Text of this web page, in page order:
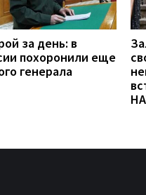
за день: в
похоронили еще
генерала